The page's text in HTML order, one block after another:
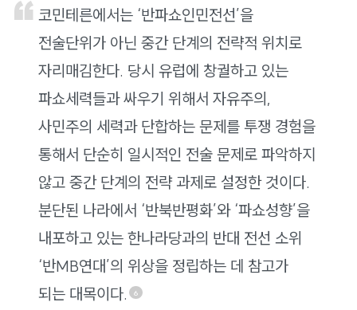
코민테른에서는 ‘반파쇼인민전선’을
전술단위가 아닌 중간 단계의 전략적 위치로
자리매김한다. 당시 유럽에 창궐하고 있는
파쇼세력들과 싸우기 위해서 자유주의,
사민주의 세력과 단합하는 문제를 투쟁 경험을
통해서 단순히 일시적인 전술 문제로 파악하지
않고 중간 단계의 전략 과제로 설정한 것이다.
분단된 나라에서 ‘반북반평화’와 ‘파쇼성향’을
내포하고 있는 한나라당과의 반대 전선 소위
‘반MB연대’의 위상을 정립하는 데 참고가
되는 대목이다.
6